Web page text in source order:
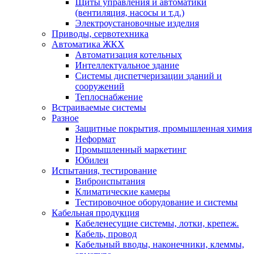
Щиты управления и автоматики
(вентиляция, насосы и т.д.)
Электроустановочные изделия
Приводы, сервотехника
Автоматика ЖКХ
Автоматизация котельных
Интеллектуальное здание
Системы диспетчеризации зданий и
сооружений
Теплоснабжение
Встраиваемые системы
Разное
Защитные покрытия, промышленная химия
Неформат
Промышленный маркетинг
Юбилеи
Испытания, тестирование
Виброиспытания
Климатические камеры
Тестировочное оборудование и системы
Кабельная продукция
Кабеленесущие системы, лотки, крепеж.
Кабель, провод
Кабельный вводы, наконечники, клеммы,